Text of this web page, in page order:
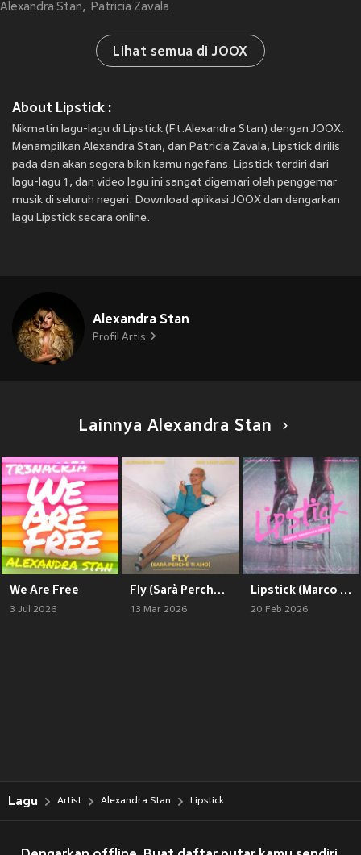
Alexandra Stan Patricia Zavala
Lihat semua di JOOX
About Lipstick :
Nikmatin lagu-lagu di Lipstick (Ft.Alexandra Stan) dengan JOOX.
Menampilkan Alexandra Stan, dan Patricia Zavala, Lipstick dirilis
pada dan akan segera bikin kamu ngefans. Lipstick terdiri dari
lagu-lagu 1, dan video lagu ini sangat digemari oleh penggemar
musik di seluruh negeri. Download aplikasi JOOX dan dengarkan
lagu Lipstick secara online.
Alexandra Stan
Profil Artis
Lainnya Alexandra Stan
We Are Free
3 Jul 2026
Fly (Sarà Perché Ti Amo)
13 Mar 2026
Lipstick (Marco Generani Remix)
20 Feb 2026
Lagu Artist Alexandra Stan Lipstick